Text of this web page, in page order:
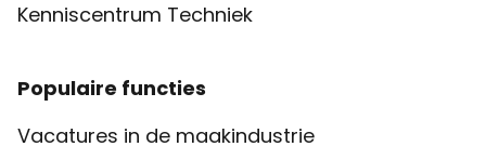
Kenniscentrum Techniek
Populaire functies
Vacatures in de maakindustrie